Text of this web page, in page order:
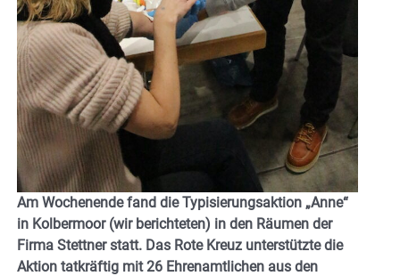
Am Wochenende fand die Typisierungsaktion „Anne“
in Kolbermoor (wir berichteten) in den Räumen der
Firma Stettner statt. Das Rote Kreuz unterstützte die
Aktion tatkräftig mit 26 Ehrenamtlichen aus den